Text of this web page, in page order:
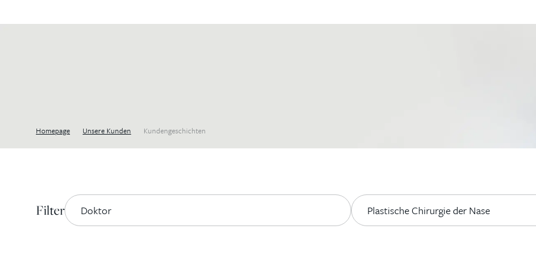
Homepage Unsere Kunden Kundengeschichten
Filter